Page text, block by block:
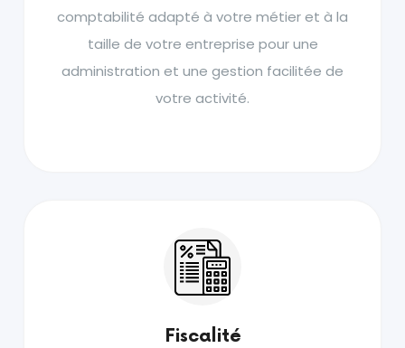
comptabilité adapté à votre métier et à la
taille de votre entreprise pour une
administration et une gestion facilitée de
votre activité.
Fiscalité